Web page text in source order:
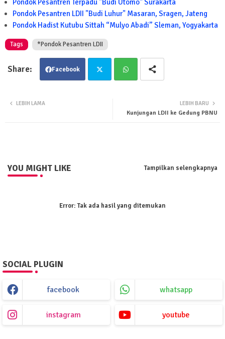
Pondok Pesantren Terpadu "Budi Utomo" Surakarta
Pondok Pesantren LDII "Budi Luhur" Masaran, Sragen, Jateng
Pondok Hadist Kutubu Sittah “Mulyo Abadi” Sleman, Yogyakarta
Tags *Pondok Pesantren LDII
Facebook
tsa
LEBIH BARU
Kunjungan LDII ke Gedung PBNU
LEBIH LAMA
YOU MIGHT LIKE Tampilkan selengkapnya
Error:Tak ada hasil yang ditemukan
SOCIAL PLUGIN
facebook whatsapp
instagram youtube